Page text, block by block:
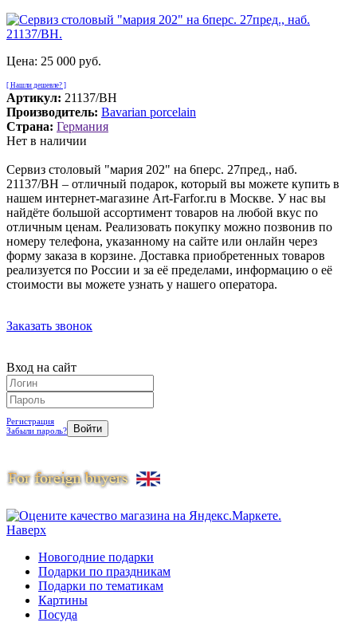
Цена: 25 000 руб.
[ Нашли дешевле? ]
Артикул: 21137/BH
Производитель: Bavarian porcelain
Страна: Германия
Нет в наличии
Сервиз столовый "мария 202" на 6перс. 27пред., наб.
21137/BH – отличный подарок, который вы можете купить в
нашем интернет-магазине Art-Farfor.ru в Москве. У нас вы
найдёте большой ассортимент товаров на любой вкус по
отличным ценам. Реализовать покупку можно позвонив по
номеру телефона, указанному на сайте или онлайн через
форму заказа в корзине. Доставка приобретенных товаров
реализуется по России и за её пределами, информацию о её
стоимости вы можете узнать у нашего оператора.
Заказать звонок
Вход на сайт
Регистрация
Забыли пароль?
Наверх
Новогодние подарки
Подарки по праздникам
Подарки по тематикам
Картины
Посуда